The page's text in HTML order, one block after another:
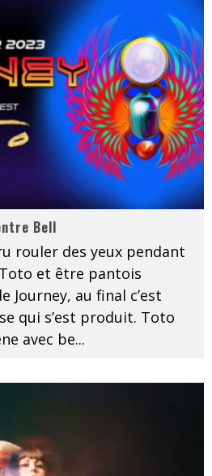
Bell
rouler des yeux pendant
et être pantois
Journey, au final c’est
qui s’est produit. Toto
avec be...